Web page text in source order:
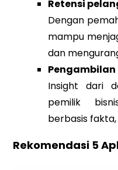
Retensi
Dengan
mampu
dan
Insight dari
pemilik
berbasis fakta,
Rekomendasi 5